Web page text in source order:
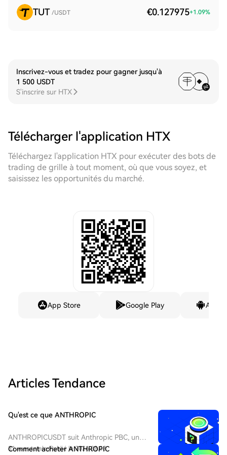
TUT /USDT €0.127975+1.09%
Inscrivez-vous et tradez pour gagner jusqu'à
1 500 USDT
S'inscrire sur HTX
Télécharger l'application HTX
Téléchargez l'application HTX pour exécuter des bots de
trading de grille à tout moment, où que vous soyez, et
saisissez les opportunités du marché.
App Store Google Play
Articles Tendance
Qu'est ce que ANTHROPIC
ANTHROPICUSDT suit Anthropic PBC, une
entreprise de recherche et de sécurité en
31 vues totalesPublié le 2026.08.08
Comment acheter ANTHROPIC